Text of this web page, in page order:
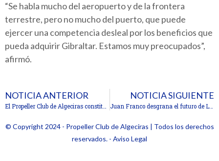
“Se habla mucho del aeropuerto y de la frontera
terrestre, pero no mucho del puerto, que puede
ejercer una competencia desleal por los beneficios que
pueda adquirir Gibraltar. Estamos muy preocupados”,
afirmó.
NOTICIA ANTERIOR
El Propeller Club de Algeciras constituye su nueva junta directiva
NOTICIA SIGUIENTE
Juan Franco desgrana el futuro de La Línea con el Propeller Club de Algeciras
© Copyright 2024 - Propeller Club de Algeciras | Todos los derechos
reservados. - Aviso Legal